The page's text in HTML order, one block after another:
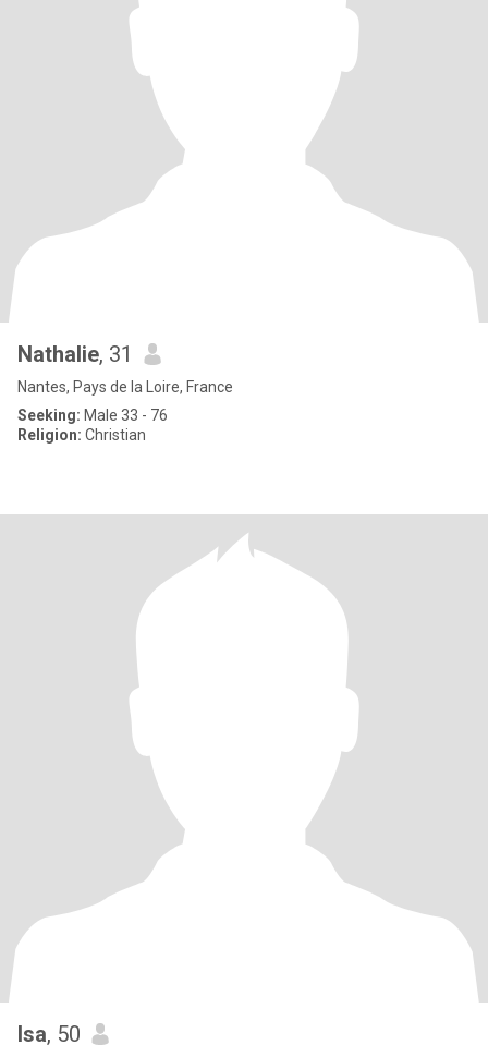
Nathalie, 31
Nantes, Pays de la Loire, France
Seeking: Male 33 - 76
Religion: Christian
Isa, 50